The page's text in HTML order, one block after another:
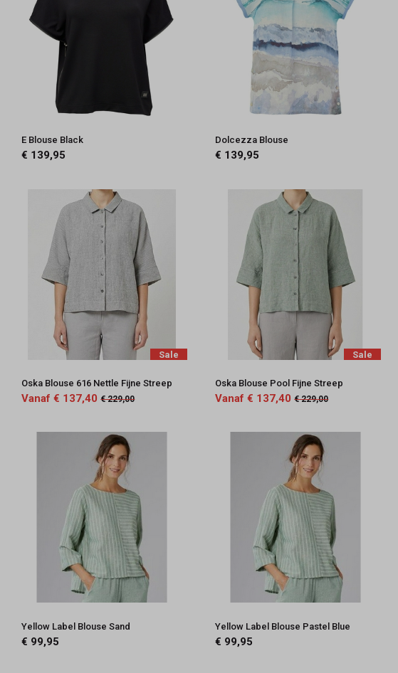
E Blouse Black
€ 139,95
Dolcezza Blouse
€ 139,95
Sale
Oska Blouse 616 Nettle Fijne Streep
Vanaf € 137,40 € 229,00
Sale
Oska Blouse Pool Fijne Streep
Vanaf € 137,40 € 229,00
Yellow Label Blouse Sand
€ 99,95
Yellow Label Blouse Pastel Blue
€ 99,95